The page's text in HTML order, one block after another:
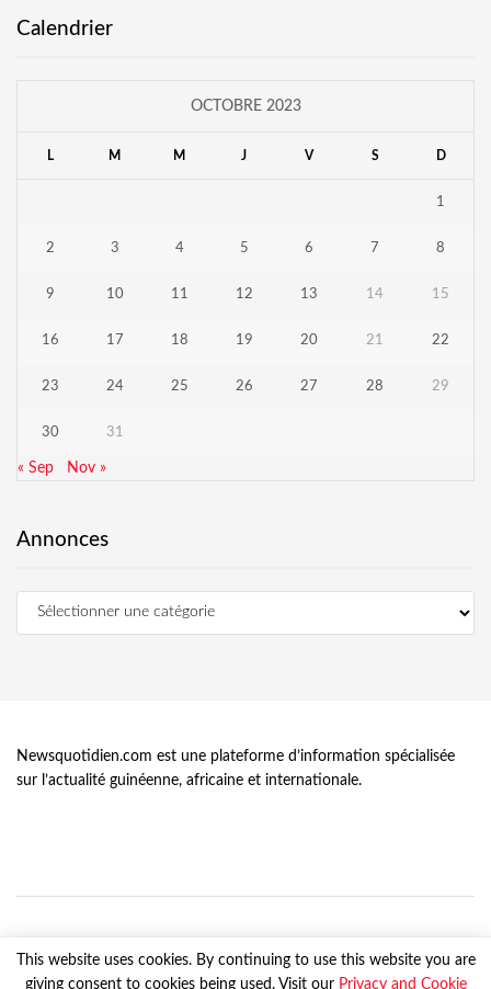
Calendrier
OCTOBRE 2023
L M M J V S D
1
2 3 4 5 6 7 8
9 10 11 12 13 14 15
16 17 18 19 20 21 22
23 24 25 26 27 28 29
30 31
« Sep Nov »
Annonces
Newsquotidien.com est une plateforme d’information spécialisée
sur l’actualité guinéenne, africaine et internationale.
This website uses cookies. By continuing to use this website you are
giving consent to cookies being used. Visit our Privacy and Cookie